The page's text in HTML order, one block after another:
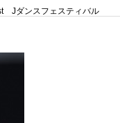
Jダンスフェスティバル